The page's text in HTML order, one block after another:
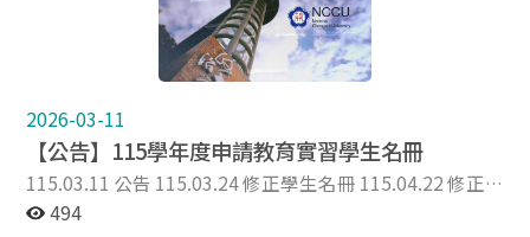
四學分之教育實習輔導費（以本校教育學院學分費一學分
新臺幣1,020元計，四學分共計4,080元）。 依據115年4
月29日修正發布之《國立政治大學教育實習輔導費收退費
出教育實習輔導費減免申請，經審核符合資格者，教育實
習輔導費將全額減免。 符合社會救助法規定之低收入戶或
中低收入戶者。 本人或其父母、法定監護人、子女領有有
效之身心障礙證明者。 符合以上資格之同學，請於 115年
2026-03-11
【公告】115學年度申請教育實習學生名冊
115.03.11 公告 115.03.24 修正學生名冊 115.04.22 修正
學生名冊（刪除初檢未通過之學生） 公告本校115學年度
494